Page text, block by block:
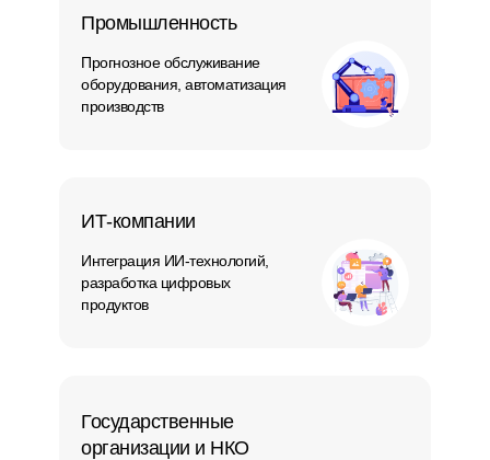
Промышленность
Прогнозное обслуживание
оборудования, автоматизация
производств
Государственные
организации и НКО
ИТ-компании
Интеграция ИИ-технологий,
разработка цифровых
продуктов